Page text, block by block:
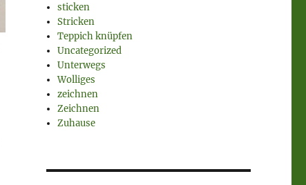
sticken
Stricken
Teppich knüpfen
Uncategorized
Unterwegs
Wolliges
zeichnen
Zeichnen
Zuhause